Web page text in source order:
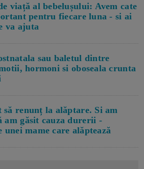
viață al bebelușului: Avem cate
pentru fiecare luna - si ai
va ajuta
sau baletul dintre
hormoni si oboseala crunta
renunț la alăptare. Si am
am găsit cauza durerii -
unei mame care alăptează